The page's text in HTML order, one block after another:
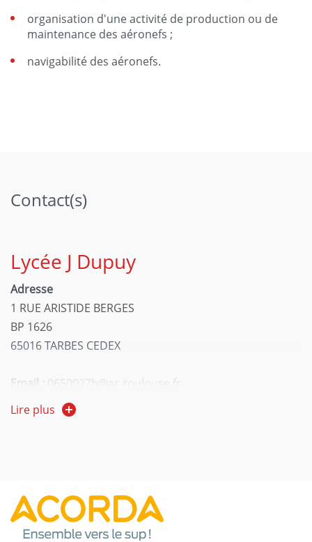
organisation d'une activité de production ou de
maintenance des aéronefs ;
navigabilité des aéronefs.
Contact(s)
Lycée J Dupuy
Adresse
1 RUE ARISTIDE BERGES
BP 1626
65016 TARBES CEDEX
Email : 0650027b@ac-toulouse.fr
Téléphone :05 62 34 03 74
Site :
Lycée J Dupuy
LP Airbus
Adresse
Lire plus